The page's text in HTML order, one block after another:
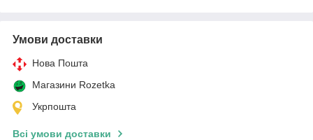
Умови доставки
Нова Пошта
Магазини Rozetka
Укрпошта
Всі умови доставки